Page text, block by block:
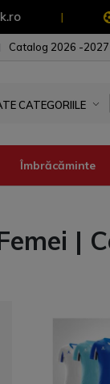
Catalog 2026 -2027
CATEGORIILE
Îmbrăcăminte
Fesuri - sepci -
Geci & Jacheta
|